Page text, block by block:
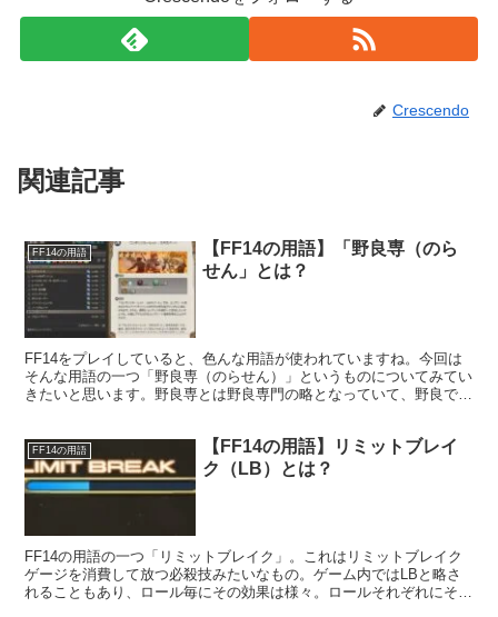
Crescendo
関連記事
FF14の用語
【FF14の用語】「野良専（のら
せん」とは？
FF14をプレイしていると、色んな用語が使われていますね。今回は
そんな用語の一つ「野良専（のらせん）」というものについてみてい
きたいと思います。野良専とは野良専門の略となっていて、野良でバ
FF14の用語
【FF14の用語】リミットブレイ
ク（LB）とは？
FF14の用語の一つ「リミットブレイク」。これはリミットブレイク
ゲージを消費して放つ必殺技みたいなもの。ゲーム内ではLBと略さ
れることもあり、ロール毎にその効果は様々。ロールそれぞれにその